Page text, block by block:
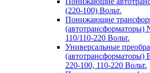
(220-100) Вольт.
Понижающие
(автотрансформаторы)
110/110-220 Вольт.
Универсальные
(автотрансформаторы)
220-100, 110-220 Вольт.